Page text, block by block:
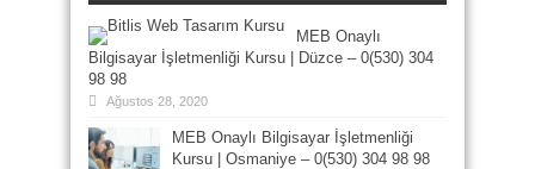
MEB Onaylı
Bilgisayar İşletmenliği Kursu | Düzce – 0(530) 304
98 98
Ağustos 28, 2020
MEB Onaylı Bilgisayar İşletmenliği
Kursu | Osmaniye – 0(530) 304 98 98